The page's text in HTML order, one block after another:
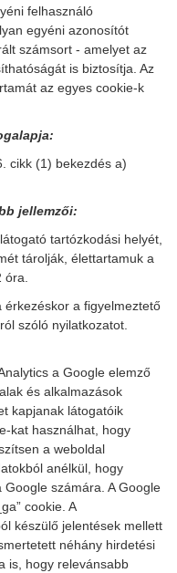
felhasználó
egyéni azonosítót
számsort - amelyet az
is biztosítja. Az
az egyes cookie-k
cikk (1) bekezdés a)
jellemzői:
tartózkodási helyét,
tárolják, élettartamuk a
érkezéskor a figyelmeztető
szóló nyilatkozatot.
a Google elemző
és alkalmazások
kapjanak látogatóik
kat használhat, hogy
a weboldal
anélkül, hogy
számára. A Google
cookie. A
készülő jelentések mellett
néhány hirdetési
is, hogy relevánsabb